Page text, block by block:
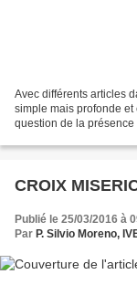
Avec différents articles
simple mais profonde et
question de la
CROIX
Publié le 25/03/2016 à
Par P. Silvio Moreno,